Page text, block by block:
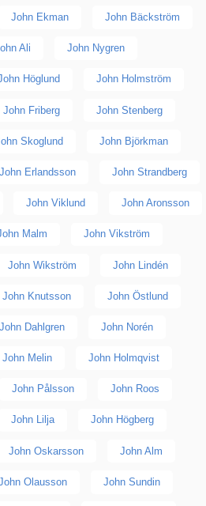
John Ekman John Bäckström
Ali John Nygren
Höglund John Holmström
John Friberg John Stenberg
Skoglund John Björkman
John Erlandsson John Strandberg
John Viklund John Aronsson
Malm John Vikström
John Wikström John Lindén
John Knutsson John Östlund
John Dahlgren John Norén
John Melin John Holmqvist
John Pålsson John Roos
John Lilja John Högberg
John Oskarsson John Alm
Olausson John Sundin